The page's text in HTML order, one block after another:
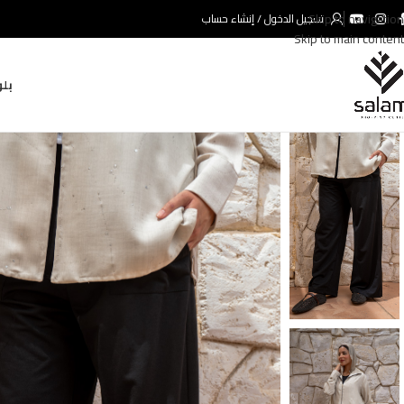
Skip to navigation
Skip to main content
تسجيل الدخول / إنشاء حساب